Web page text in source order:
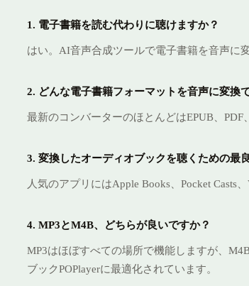
1. 電子書籍を読む代わりに聴けますか？
はい。AI音声合成ツールで電子書籍を音声に
2. どんな電子書籍フォーマットを音声に変換
最新のコンバーターのほとんどはEPUB、PDF
3. 変換したオーディオブックを聴くための最
人気のアプリにはApple Books、Pocket Casts
4. MP3とM4B、どちらが良いですか？
MP3はほぼすべての場所で機能しますが、
ブックPOPlayerに最適化されています。